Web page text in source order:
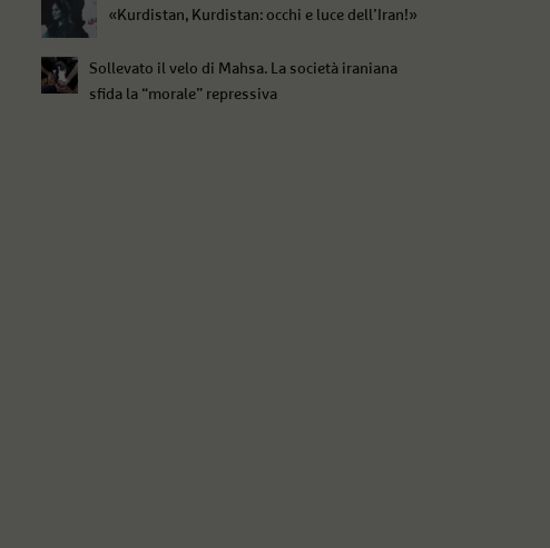
«Kurdistan, Kurdistan: occhi e luce dell’Iran!»
Sollevato il velo di Mahsa. La società iraniana
sfida la “morale” repressiva